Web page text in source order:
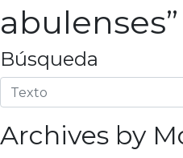
abulenses”
Búsqueda
Archives by